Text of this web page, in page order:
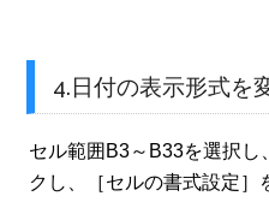
4.日付の表示形式を
セル範囲B3～B33を選択し
クし、［セルの書式設定］